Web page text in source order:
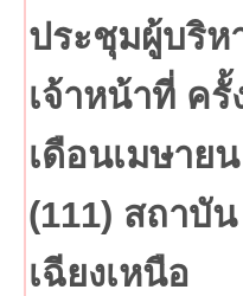
ประชุมผู้บริห
เจ้าหน้าที่ ครั้
เดือนเมษาย
(111) สถาบั
เฉียงเหนือ